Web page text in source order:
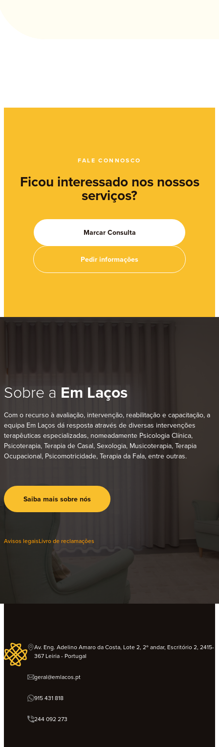
FALE CONNOSCO
Ficou interessado nos nossos
serviços?
Marcar Consulta
Pedir informações
Sobre a Em Laços
Com o recurso à avaliação, intervenção, reabilitação e capacitação, a
equipa Em Laços dá resposta através de diversas intervenções
terapêuticas especializadas, nomeadamente Psicologia Clínica,
Psicoterapia, Terapia de Casal, Sexologia, Musicoterapia, Terapia
Ocupacional, Psicomotricidade, Terapia da Fala, entre outras.
Saiba mais sobre nós
Avisos legaisLivro de reclamações
Av. Eng. Adelino Amaro da Costa, Lote 2, 2º andar, Escritório 2, 2415-
367 Leiria - Portugal
geral@emlacos.pt
915 431 818
244 092 273